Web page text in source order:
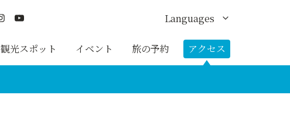
観光スポット イベント 旅の予約 アクセス
Languages
English